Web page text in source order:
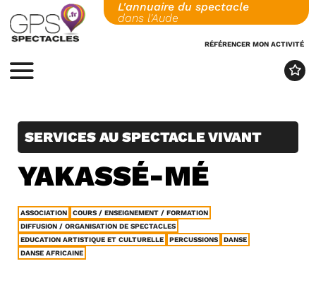
to
content
L'annuaire du spectacle
dans l'Aude
RÉFÉRENCER MON ACTIVITÉ
MENU
SERVICES AU SPECTACLE VIVANT
YAKASSÉ-MÉ
ASSOCIATION
COURS / ENSEIGNEMENT / FORMATION
DIFFUSION / ORGANISATION DE SPECTACLES
EDUCATION ARTISTIQUE ET CULTURELLE
PERCUSSIONS
DANSE
DANSE AFRICAINE